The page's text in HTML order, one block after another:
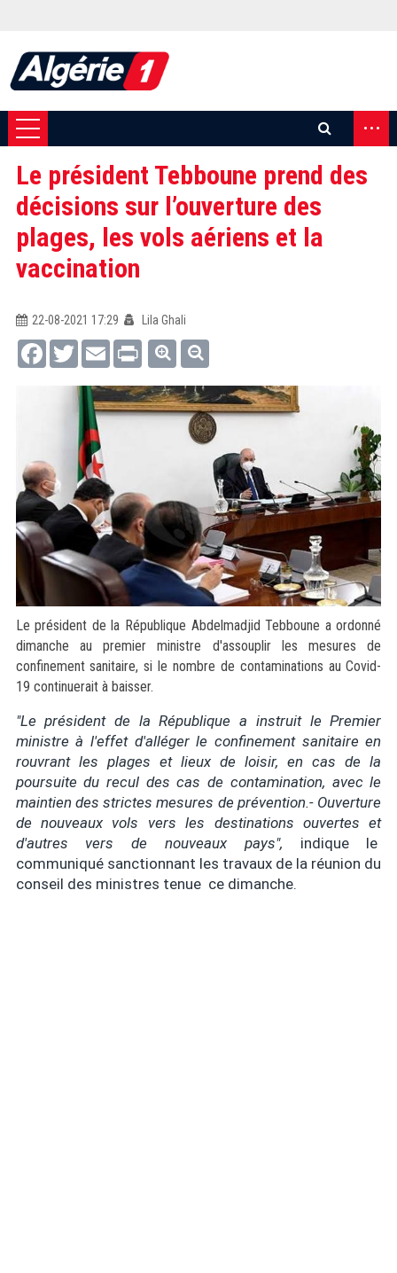
...
Le président Tebboune prend des
décisions sur l’ouverture des
plages, les vols aériens et la
vaccination
22-08-2021 17:29
Lila Ghali
FacebookTwitterEmail Print
Le président de la République Abdelmadjid Tebboune a ordonné
dimanche au premier ministre d'assouplir les mesures de
confinement sanitaire, si le nombre de contaminations au Covid-
19 continuerait à baisser.
"Le président de la République a instruit le Premier
ministre à l'effet d'alléger le confinement sanitaire en
rouvrant les plages et lieux de loisir, en cas de la
poursuite du recul des cas de contamination, avec le
maintien des strictes mesures de prévention.- Ouverture
de nouveaux vols vers les destinations ouvertes et
d'autres vers de nouveaux pays", indique le
communiqué sanctionnant les travaux de la réunion du
conseil des ministres tenue ce dimanche.